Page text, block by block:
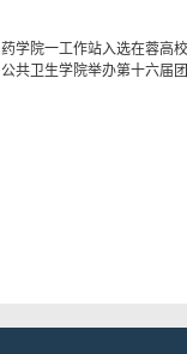
药学院一工作站入选在蓉高
公共卫生学院举办第十六届